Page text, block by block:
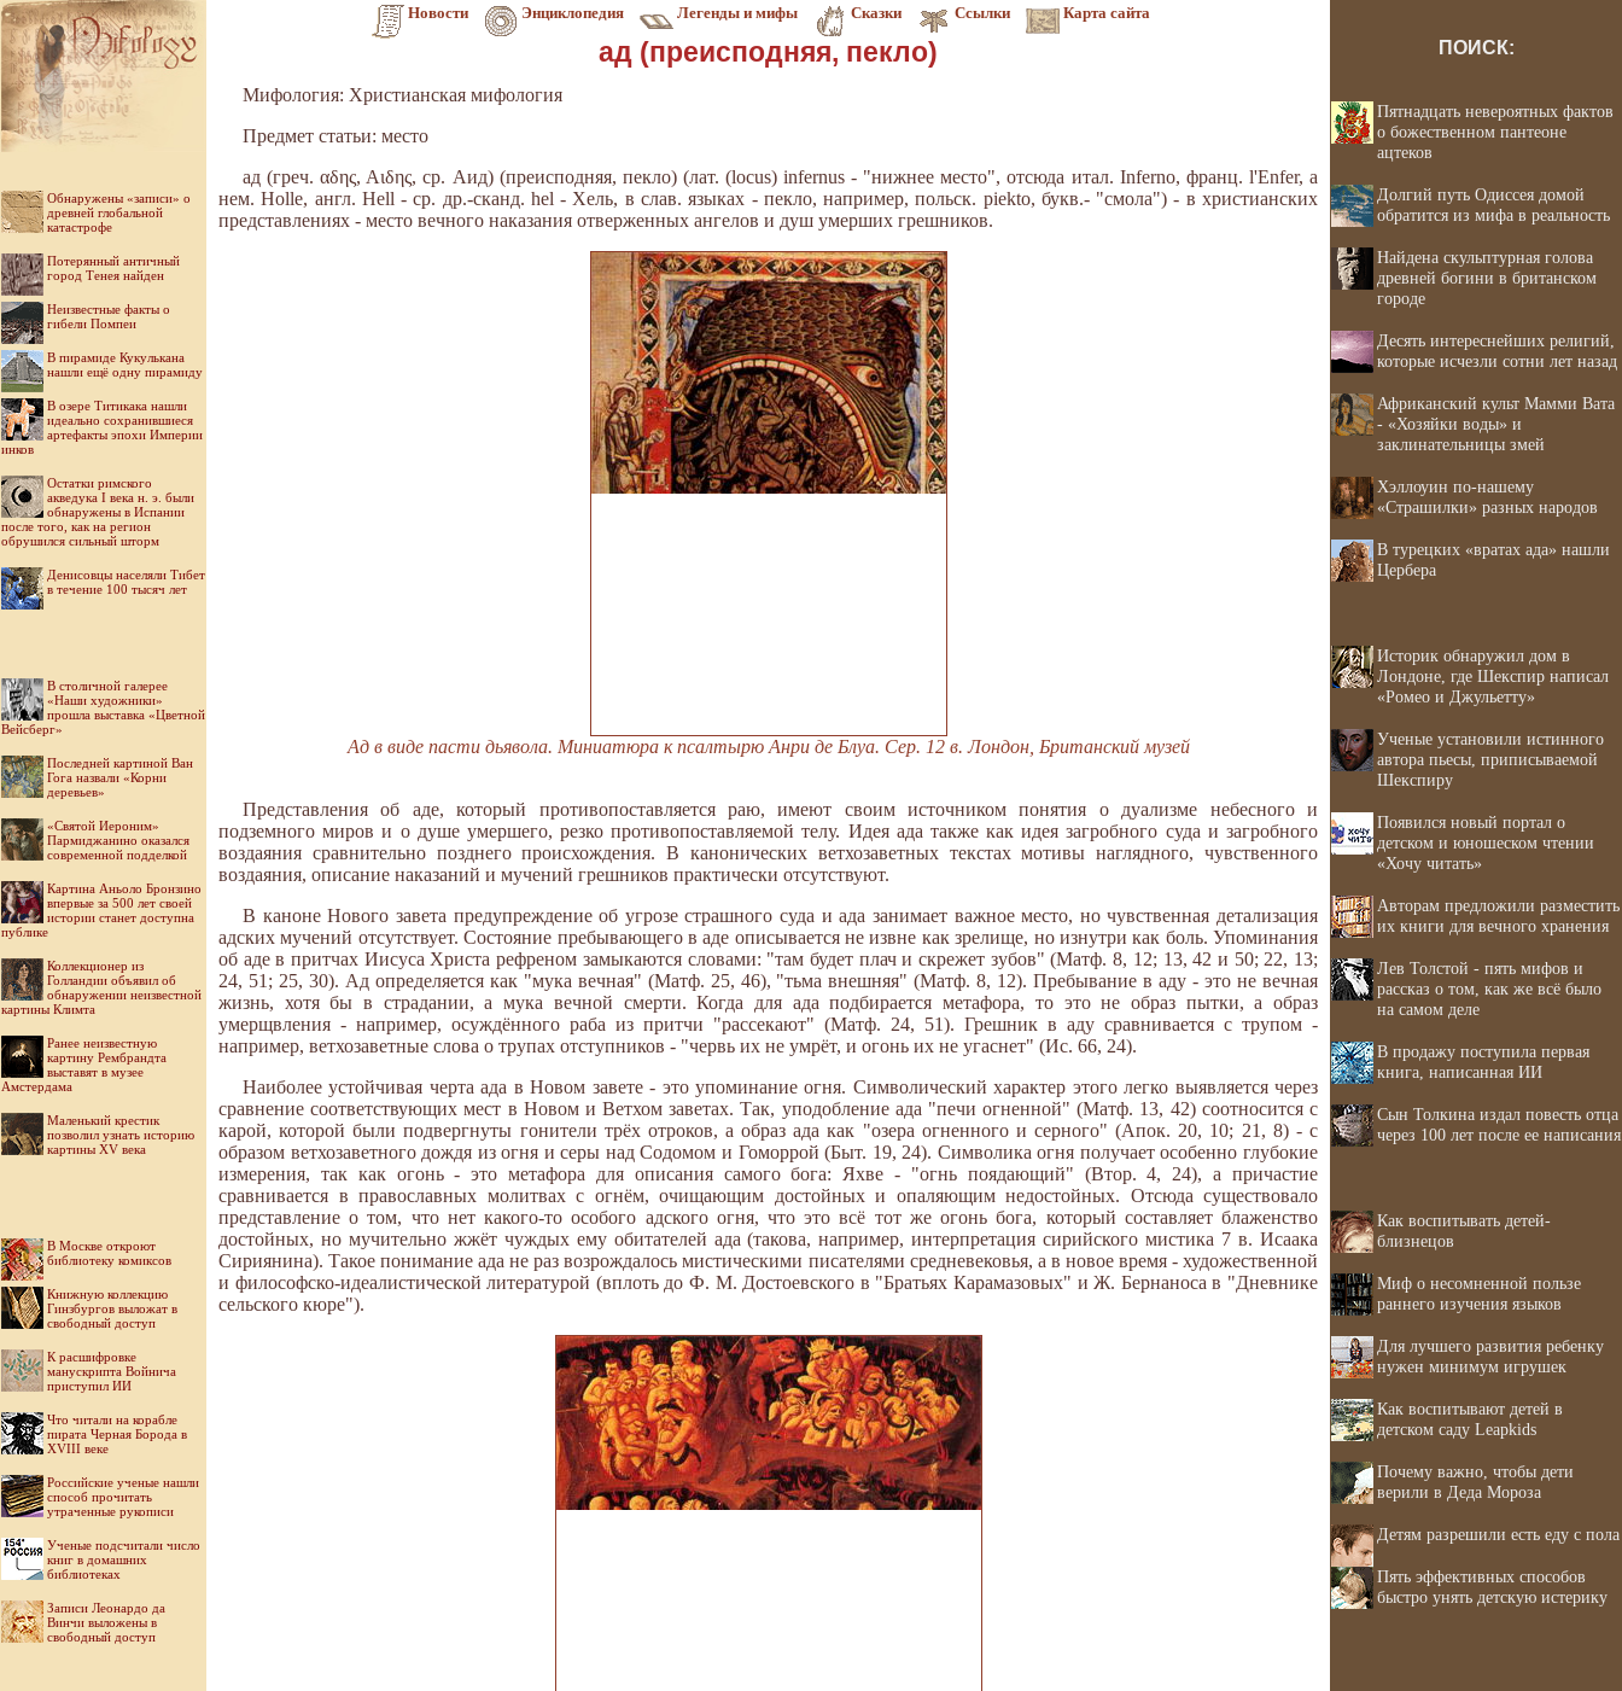
Новости Энциклопедия Легенды и мифы Сказки Ссылки Карта сайта
Обнаружены «записи» о
древней глобальной
катастрофе
Потерянный античный
город Тенея найден
Неизвестные факты о
гибели Помпеи
В пирамиде Кукулькана
нашли ещё одну пирамиду
В озере Титикака нашли
идеально сохранившиеся
артефакты эпохи Империи
инков
Остатки римского
акведука I века н. э. были
обнаружены в Испании
после того, как на регион
обрушился сильный шторм
Денисовцы населяли Тибет
в течение 100 тысяч лет
В столичной галерее
«Наши художники»
прошла выставка «Цветной
Вейсберг»
Последней картиной Ван
Гога назвали «Корни
деревьев»
«Святой Иероним»
Пармиджанино оказался
современной подделкой
Картина Аньоло Бронзино
впервые за 500 лет своей
истории станет доступна
публике
Коллекционер из
Голландии объявил об
обнаружении неизвестной
картины Климта
Ранее неизвестную
картину Рембрандта
выставят в музее
Амстердама
Маленький крестик
позволил узнать историю
картины XV века
В Москве откроют
библиотеку комиксов
Книжную коллекцию
Гинзбургов выложат в
свободный доступ
К расшифровке
манускрипта Войнича
приступил ИИ
Что читали на корабле
пирата Черная Борода в
XVIII веке
Российские ученые нашли
способ прочитать
утраченные рукописи
Ученые подсчитали число
книг в домашних
библиотеках
Записи Леонардо да
Винчи выложены в
свободный доступ
ад (преисподняя, пекло)
Мифология: Христианская мифология
Предмет статьи: место
ад (греч. αδης, Αιδης, ср. Аид) (преисподняя, пекло) (лат. (locus) infernus - "нижнее место", отсюда итал. Inferno, франц. l'Enfer, а
нем. Holle, англ. Hell - ср. др.-сканд. hel - Хель, в слав. языках - пекло, например, польск. piekto, букв.- "смола") - в христианских
представлениях - место вечного наказания отверженных ангелов и душ умерших грешников.
Ад в виде пасти дьявола. Миниатюра к псалтырю Анри де Блуа. Сер. 12 в. Лондон, Британский музей
Представления об аде, который противопоставляется раю, имеют своим источником понятия о дуализме небесного и
подземного миров и о душе умершего, резко противопоставляемой телу. Идея ада также как идея загробного суда и загробного
воздаяния сравнительно позднего происхождения. В канонических ветхозаветных текстах мотивы наглядного, чувственного
воздаяния, описание наказаний и мучений грешников практически отсутствуют.
В каноне Нового завета предупреждение об угрозе страшного суда и ада занимает важное место, но чувственная детализация
адских мучений отсутствует. Состояние пребывающего в аде описывается не извне как зрелище, но изнутри как боль. Упоминания
об аде в притчах Иисуса Христа рефреном замыкаются словами: "там будет плач и скрежет зубов" (Матф. 8, 12; 13, 42 и 50; 22, 13;
24, 51; 25, 30). Ад определяется как "мука вечная" (Матф. 25, 46), "тьма внешняя" (Матф. 8, 12). Пребывание в аду - это не вечная
жизнь, хотя бы в страдании, а мука вечной смерти. Когда для ада подбирается метафора, то это не образ пытки, а образ
умерщвления - например, осуждённого раба из притчи "рассекают" (Матф. 24, 51). Грешник в аду сравнивается с трупом -
например, ветхозаветные слова о трупах отступников - "червь их не умрёт, и огонь их не угаснет" (Ис. 66, 24).
Наиболее устойчивая черта ада в Новом завете - это упоминание огня. Символический характер этого легко выявляется через
сравнение соответствующих мест в Новом и Ветхом заветах. Так, уподобление ада "печи огненной" (Матф. 13, 42) соотносится с
карой, которой были подвергнуты гонители трёх отроков, а образ ада как "озера огненного и серного" (Апок. 20, 10; 21, 8) - с
образом ветхозаветного дождя из огня и серы над Содомом и Гоморрой (Быт. 19, 24). Символика огня получает особенно глубокие
измерения, так как огонь - это метафора для описания самого бога: Яхве - "огнь поядающий" (Втор. 4, 24), а причастие
сравнивается в православных молитвах с огнём, очищающим достойных и опаляющим недостойных. Отсюда существовало
представление о том, что нет какого-то особого адского огня, что это всё тот же огонь бога, который составляет блаженство
достойных, но мучительно жжёт чуждых ему обитателей ада (такова, например, интерпретация сирийского мистика 7 в. Исаака
Сириянина). Такое понимание ада не раз возрождалось мистическими писателями средневековья, а в новое время - художественной
и философско-идеалистической литературой (вплоть до Ф. М. Достоевского в "Братьях Карамазовых" и Ж. Бернаноса в "Дневнике
сельского кюре").
ПОИСК:
Пятнадцать невероятных фактов
о божественном пантеоне
ацтеков
Долгий путь Одиссея домой
обратится из мифа в реальность
Найдена скульптурная голова
древней богини в британском
городе
Десять интереснейших религий,
которые исчезли сотни лет назад
Африканский культ Мамми Вата
- «Хозяйки воды» и
заклинательницы змей
Хэллоуин по-нашему
«Страшилки» разных народов
В турецких «вратах ада» нашли
Цербера
Историк обнаружил дом в
Лондоне, где Шекспир написал
«Ромео и Джульетту»
Ученые установили истинного
автора пьесы, приписываемой
Шекспиру
Появился новый портал о
детском и юношеском чтении
«Хочу читать»
Авторам предложили разместить
их книги для вечного хранения
Лев Толстой - пять мифов и
рассказ о том, как же всё было
на самом деле
В продажу поступила первая
книга, написанная ИИ
Сын Толкина издал повесть отца
через 100 лет после ее написания
Как воспитывать детей-
близнецов
Миф о несомненной пользе
раннего изучения языков
Для лучшего развития ребенку
нужен минимум игрушек
Как воспитывают детей в
детском саду Leapkids
Почему важно, чтобы дети
верили в Деда Мороза
Детям разрешили есть еду с пола
Пять эффективных способов
быстро унять детскую истерику